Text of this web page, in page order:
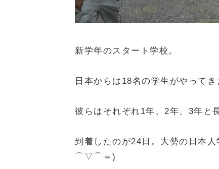
新学年のスタート学校。
日本からは18名の学生がやってき
彼らはそれぞれ1年、2年、3年と
到着したのが24日。大勢の日本
⌒▽⌒＝)